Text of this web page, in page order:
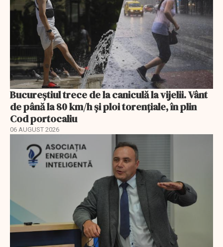
Bucureștiul trece de la caniculă la vijelii. Vânt
de până la 80 km/h și ploi torențiale, în plin
Cod portocaliu
06 AUGUST 2026